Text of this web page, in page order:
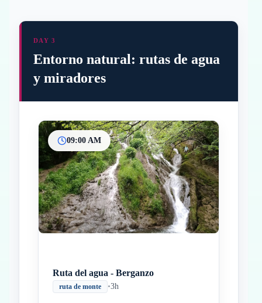
InicioParadas intermedias
Final
DAY 3
Entorno natural: rutas de agua
y miradores
09:00 AM
Ruta del agua - Berganzo
ruta de monte •3h